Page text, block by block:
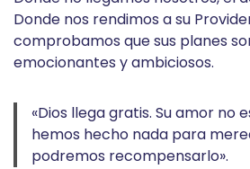
Donde nos rendimos a su
comprobamos que sus planes
emocionantes y ambiciosos.
«Dios llega gratis. Su amor no
hemos hecho nada para
podremos recompensarlo».